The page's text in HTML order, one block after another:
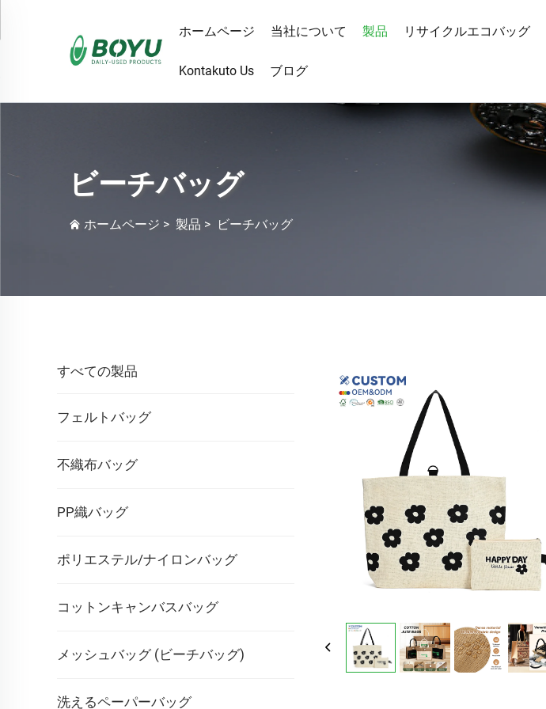
ホームページ 当社について 製品 リサイクルエコバッグ
Kontakuto Us ブログ
ビーチバッグ
ホームページ > 製品 > ビーチバッグ
すべての製品
フェルトバッグ
不織布バッグ
PP織バッグ
ポリエステル/ナイロンバッグ
コットンキャンバスバッグ
メッシュバッグ (ビーチバッグ)
洗えるペーパーバッグ